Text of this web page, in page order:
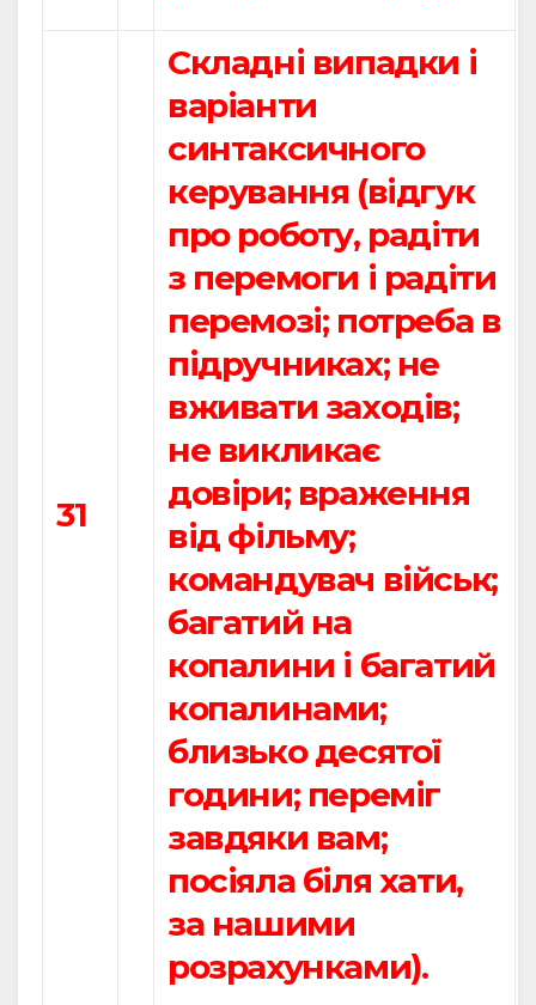
31
Складні випадки і
варіанти
синтаксичного
керування (відгук
про роботу, радіти
з перемоги і радіти
перемозі; потреба в
підручниках; не
вживати заходів;
не викликає
довіри; враження
від фільму;
командувач військ;
багатий на
копалини і багатий
копалинами;
близько десятої
години; переміг
завдяки вам;
посіяла біля хати,
за нашими
розрахунками).